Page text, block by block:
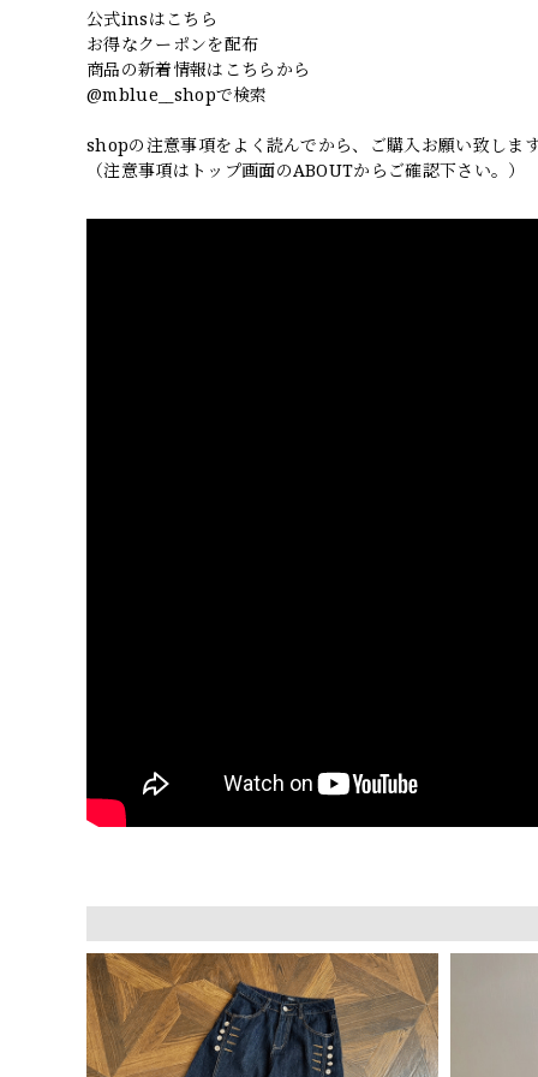
公式insはこちら
お得なクーポンを配布
商品の新着情報はこちらから
@mblue__shopで検索
shopの注意事項をよく読んでから、ご購入お願い致しま
（注意事項はトップ画面のABOUTからご確認下さい。）